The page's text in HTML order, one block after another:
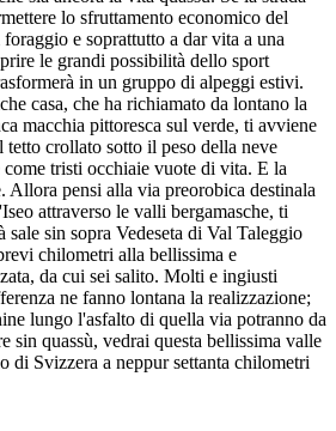
lo sfruttamento economico del
e soprattutto a dar vita a una
le grandi possibilità dello sport
in un gruppo di alpeggi estivi.
casa, che ha richiamato da lontano la
macchia pittoresca sul verde, ti avviene
tetto crollato sotto il peso della neve
tristi occhiaie vuote di vita. E la
Allora pensi alla via preorobica destinala
attraverso le valli bergamasche, ti
sale sin sopra Vedeseta di Val Taleggio
chilometri alla bellissima e
da cui sei salito. Molti e ingiusti
ne fanno lontana la realizzazione;
lungo l'asfalto di quella via potranno da
sin quassù, vedrai questa bellissima valle
di Svizzera a neppur settanta chilometri